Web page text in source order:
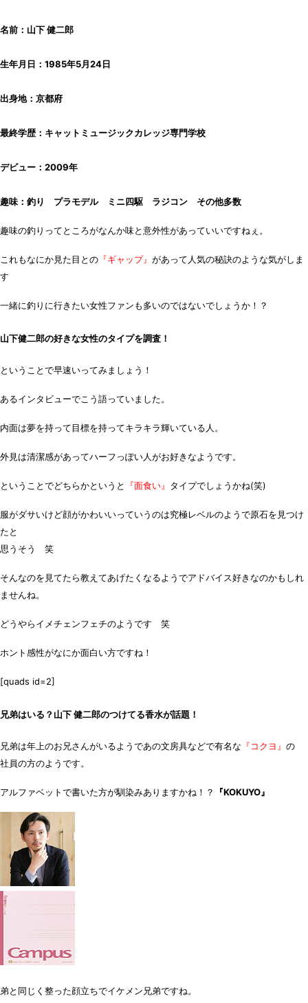
名前：山下 健二郎
生年月日：1985年5月24日
出身地：京都府
最終学歴：キャットミュージックカレッジ専門学校
デビュー：2009年
趣味：釣り プラモデル ミニ四駆 ラジコン その他多数
趣味の釣りってところがなんか味と意外性があっていいですねぇ。
これもなにか見た目との 『ギャップ』 があって人気の秘訣のような気がしま
す
一緒に釣りに行きたい女性ファンも多いのではないでしょうか！？
山下健二郎の好きな女性のタイプを調査！
ということで早速いってみましょう！
あるインタビューでこう語っていました。
内面は夢を持って目標を持ってキラキラ輝いている人 。
外見は清潔感があってハーフっぽい人がお好きなようです。
ということでどちらかというと 『面食い』 タイプでしょうかね(笑)
服がダサいけど顔がかわいいっていうのは究極レベルのようで原石を見つけ
たと
思うそう 笑
そんなのを見てたら教えてあげたくなるようでアドバイス好きなのかもしれ
ませんね。
どうやらイメチェンフェチのようです 笑
ホント感性がなにか面白い方ですね！
[quads id=2]
兄弟はいる？山下 健二郎のつけてる香水が話題！
兄弟は年上のお兄さんがいるようであの文房具などで有名な 『コクヨ』 の
社員の方のようです。
アルファベットで書いた方が馴染みありますかね！？ 『KOKUYO』
弟と同じく整った顔立ちでイケメン兄弟ですね。